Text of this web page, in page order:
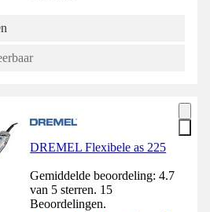
DREMEL Flexibele as 225
Gemiddelde beoordeling: 4.7
van 5 sterren. 15
Beoordelingen.